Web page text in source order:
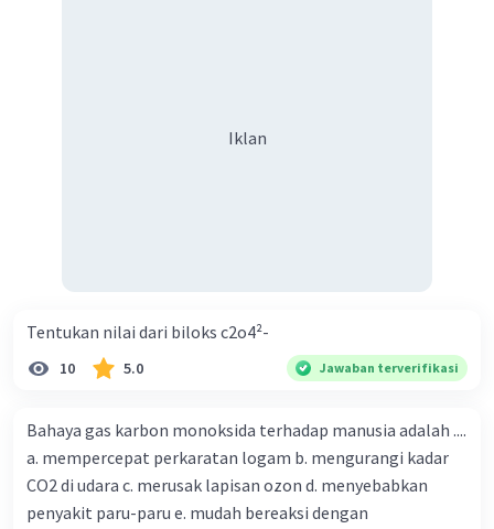
Iklan
Tentukan nilai dari biloks c2o4²-
10 5.0 Jawaban terverifikasi
Bahaya gas karbon monoksida terhadap manusia adalah ....
a. mempercepat perkaratan logam b. mengurangi kadar
CO2 di udara c. merusak lapisan ozon d. menyebabkan
penyakit paru-paru e. mudah bereaksi dengan